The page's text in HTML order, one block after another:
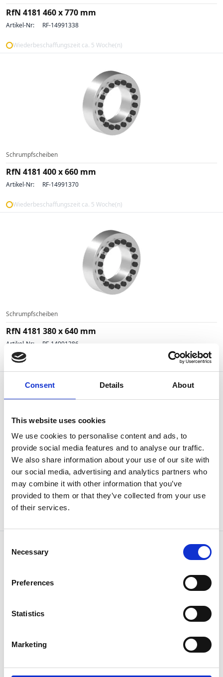
Consent Details About
This website uses cookies
We use cookies to personalise content and ads, to
provide social media features and to analyse our traffic.
We also share information about your use of our site with
our social media, advertising and analytics partners who
may combine it with other information that you’ve
provided to them or that they’ve collected from your use
of their services.
Selection
Necessary
Preferences
Statistics
Marketing
RfN 4181 460 x 770 mm
Artikel-Nr: RF-14991338
Wiederbeschaffungszeit ca. 5 Woche(n)
Schrumpfscheiben
RfN 4181 400 x 660 mm
Artikel-Nr: RF-14991370
Wiederbeschaffungszeit ca. 5 Woche(n)
Schrumpfscheiben
RfN 4181 380 x 640 mm
Artikel-Nr: RF-14991386
Wiederbeschaffungszeit ca. 5 Woche(n)
Schrumpfscheiben
RfN 4091 100 x 170 mm
Artikel-Nr: RF-14994744
RfN 4091 080 x 145 mm